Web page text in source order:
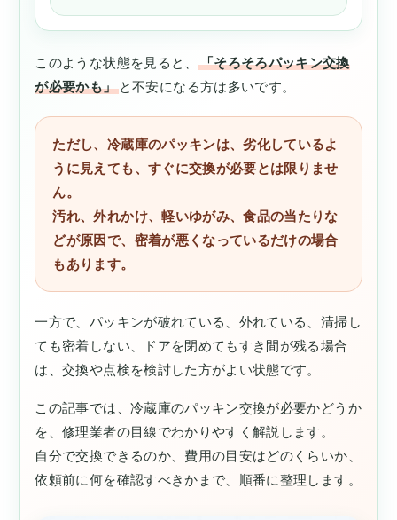
このような状態を見ると、
「そろそろパッキン交換
が必要かも」と不安になる方は多いです。
ただし、冷蔵庫のパッキンは、劣化しているよ
うに見えても、すぐに交換が必要とは限りませ
ん。
汚れ、外れかけ、軽いゆがみ、食品の当たりな
どが原因で、密着が悪くなっているだけの場合
もあります。
一方で、パッキンが破れている、外れている、清掃し
ても密着しない、ドアを閉めてもすき間が残る場合
は、交換や点検を検討した方がよい状態です。
この記事では、冷蔵庫のパッキン交換が必要かどうか
を、修理業者の目線でわかりやすく解説します。
自分で交換できるのか、費用の目安はどのくらいか、
依頼前に何を確認すべきかまで、順番に整理します。